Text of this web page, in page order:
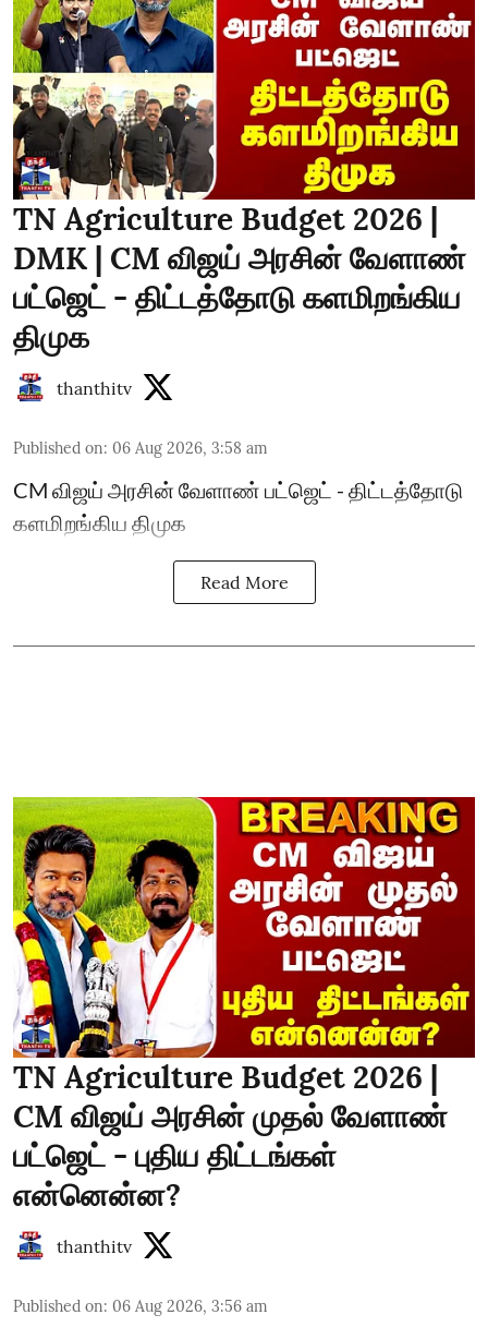
TN Agriculture Budget 2026 |
DMK | CM விஜய் அரசின் வேளாண்
பட்ஜெட் - திட்டத்தோடு களமிறங்கிய
திமுக
thanthitv
Published on: 06 Aug 2026, 3:58 am
CM விஜய் அரசின் வேளாண் பட்ஜெட் - திட்டத்தோடு
களமிறங்கிய திமுக
Read More
TN Agriculture Budget 2026 |
CM விஜய் அரசின் முதல் வேளாண்
பட்ஜெட் - புதிய திட்டங்கள்
என்னென்ன?
thanthitv
Published on: 06 Aug 2026, 3:56 am